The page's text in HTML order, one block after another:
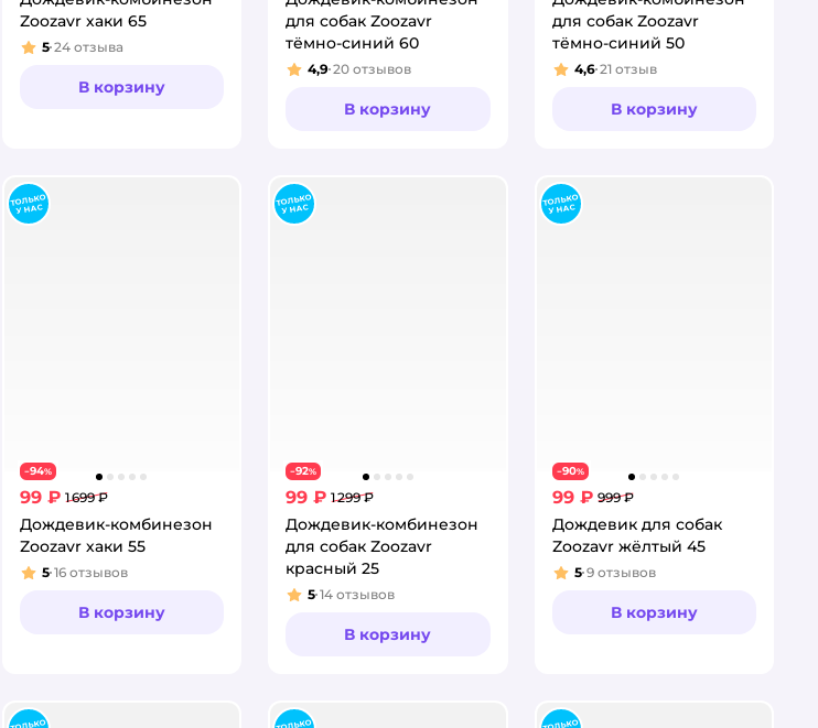
Zoozavr хаки 65
Рейтинг:
5 24 отзыва
В корзину
для собак Zoozavr
тёмно-синий 60
Рейтинг:
4,9 20 отзывов
В корзину
для собак Zoozavr
тёмно-синий 50
Рейтинг:
4,6 21 отзыв
В корзину
−94%
99 ₽ 1 699 ₽
Дождевик-комбинезон
Zoozavr хаки 55
Рейтинг:
5 16 отзывов
В корзину
−92%
99 ₽ 1 299 ₽
Дождевик-комбинезон
для собак Zoozavr
красный 25
Рейтинг:
5 14 отзывов
В корзину
−90%
99 ₽ 999 ₽
Дождевик для собак
Zoozavr жёлтый 45
Рейтинг:
5 9 отзывов
В корзину